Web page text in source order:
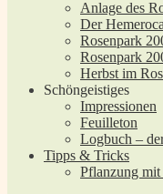
Anlage des
Der
Rosenpark
Rosenpark
Herbst im
Schöngeistiges
Impressionen
Feuilleton
Logbuch –
Tipps & Tricks
Pflanzung